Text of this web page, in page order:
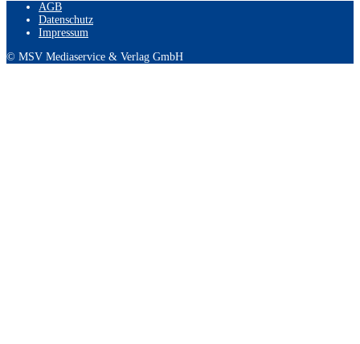
AGB
Datenschutz
Impressum
© MSV Mediaservice & Verlag GmbH